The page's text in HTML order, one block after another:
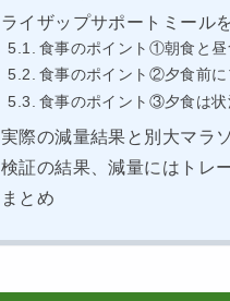
ライザップサポートミール
食事のポイント①朝食と昼
食事のポイント②夕食前に
食事のポイント③夕食は状
実際の減量結果と別大マラ
検証の結果、減量にはトレ
まとめ